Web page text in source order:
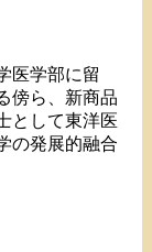
医学部に留
傍ら、新商品
として東洋医
の発展的融合